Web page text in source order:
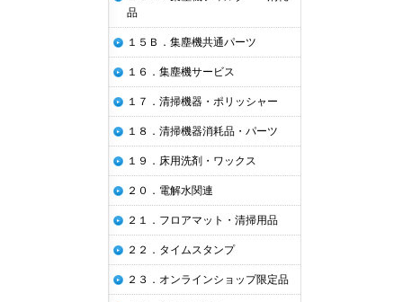
品
１５Ｂ．集塵機共通パーツ
１６．集塵機サービス
１７．清掃機器・ポリッシャー
１８．清掃機器消耗品・パーツ
１９．床用洗剤・ワックス
２０．電解水関連
２１．フロアマット・清掃用品
２２．タイムスタンプ
２３．オンラインショップ限定品